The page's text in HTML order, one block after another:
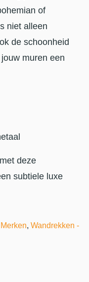
of
niet alleen
de schoonheid
muren een
deze
subtiele luxe
Merken, Wandrekken -